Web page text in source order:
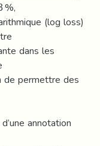
%,
(log loss)
dans les
de permettre des
annotation